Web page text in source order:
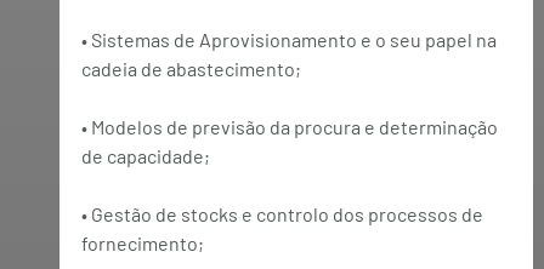
• Sistemas de Aprovisionamento e o seu papel na
cadeia de abastecimento;
• Modelos de previsão da procura e determinação
de capacidade;
• Gestão de stocks e controlo dos processos de
fornecimento;